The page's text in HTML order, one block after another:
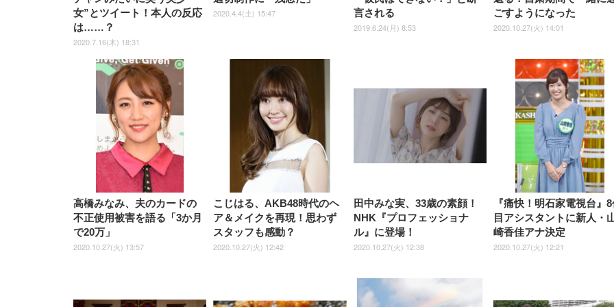
女”とツイート！本人の反応
は……？
2020.7.16(木) 18:31
2020.4.4(土) 15:47
言される
2019.6.24(月) 8:53
ごすようになった
2020.10.27(火) 14:01
高橋みなみ、夫のカードの
不正使用被害を語る「3か月
で20万」
2020.10.27(火) 13:57
こじはる、AKB48時代のヘ
ア＆メイクを再現！思わず
スタッフも感動？
2020.10.27(火) 12:42
田中みな実、33歳の素顔！
NHK『プロフェッショナ
ル』に登場！
2020.10.27(火) 12:38
『痛快！明石家電視台』
目アシスタントに新人・
崎香佳アナ決定
2020.10.27(火) 12:21